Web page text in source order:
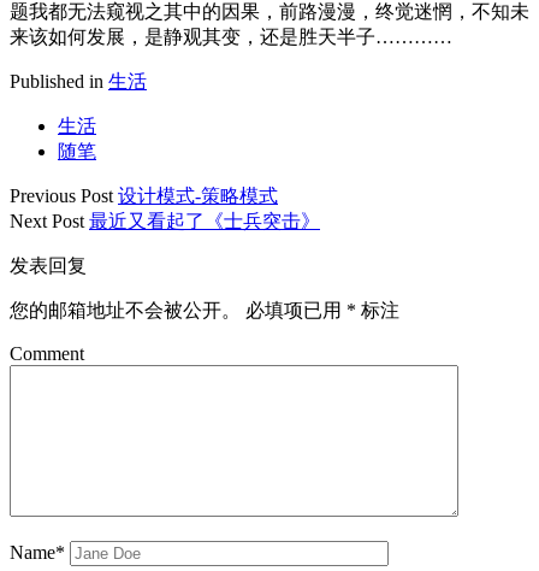
题我都无法窥视之其中的因果，前路漫漫，终觉迷惘，不知未
来该如何发展，是静观其变，还是胜天半子…………
Published in 生活
生活
随笔
Previous Post 设计模式-策略模式
Next Post 最近又看起了《士兵突击》
发表回复
您的邮箱地址不会被公开。 必填项已用 * 标注
Comment
Name*